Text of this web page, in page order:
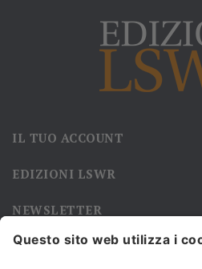
IL TUO ACCOUNT
EDIZIONI LSWR
NEWSLETTER
Iscriviti alla nostra newsletter e rimani